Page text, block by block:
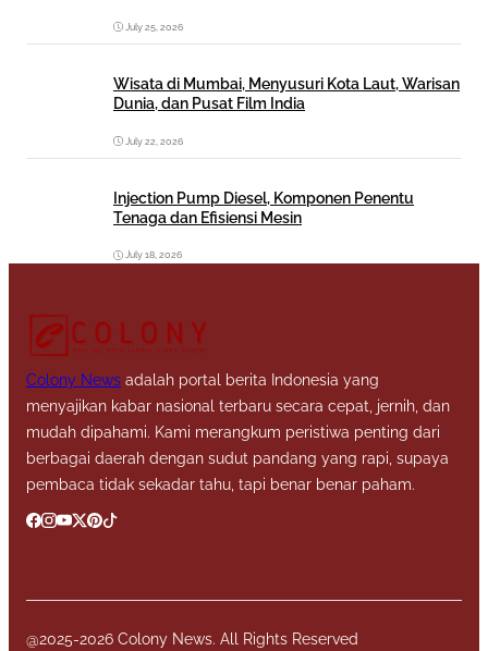
July 25, 2026
Wisata di Mumbai, Menyusuri Kota Laut, Warisan
Dunia, dan Pusat Film India
July 22, 2026
Injection Pump Diesel, Komponen Penentu
Tenaga dan Efisiensi Mesin
July 18, 2026
Colony News adalah portal berita Indonesia yang
menyajikan kabar nasional terbaru secara cepat, jernih, dan
mudah dipahami. Kami merangkum peristiwa penting dari
berbagai daerah dengan sudut pandang yang rapi, supaya
pembaca tidak sekadar tahu, tapi benar benar paham.
@2025-2026 Colony News. All Rights Reserved